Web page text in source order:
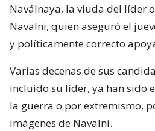
Naválnaya, la viuda del líder
Navalni, quien aseguró el
y políticamente correcto
Varias decenas de sus
incluido su líder, ya han sido
la guerra o por extremismo,
imágenes de Navalni.